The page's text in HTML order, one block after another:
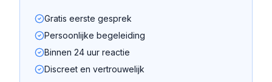
Gratis eerste gesprek
Persoonlijke begeleiding
Binnen 24 uur reactie
Discreet en vertrouwelijk